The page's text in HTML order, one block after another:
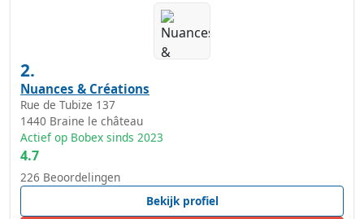
2.
Nuances & Créations
Rue de Tubize 137
1440 Braine le château
Actief op Bobex sinds 2023
4.7
226 Beoordelingen
Bekijk profiel